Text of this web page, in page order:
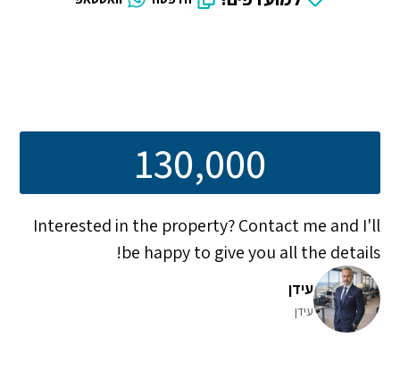
130,000
Interested in the property? Contact me and I'll
be happy to give you all the details!
עידן
עידן